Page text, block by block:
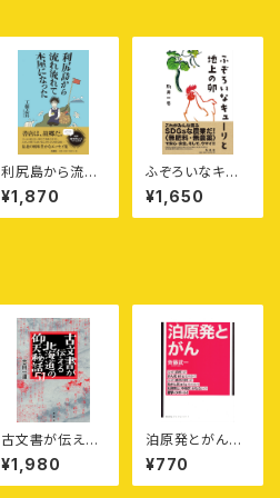
利尻島から流れ
流れて本屋にな
った
¥1,870
ふぞろいなキュ
ーリと地上の卵
——〈無肥料・無
農薬〉の野菜と
さんのはなし
¥1,650
古文書が伝える
北海道の仰天秘
話51
¥1,980
泊原発とがん
［寿郎社ブックレ
ット1］
¥770